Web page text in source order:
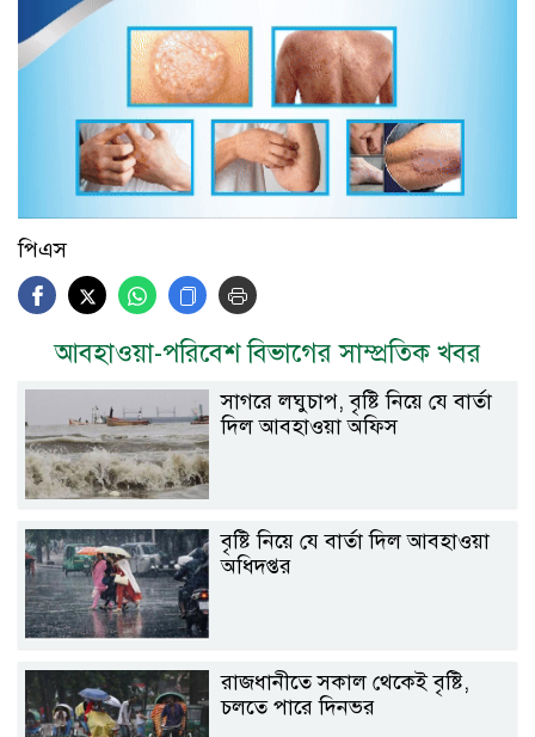
পিএস
আবহাওয়া-পরিবেশ বিভাগের সাম্প্রতিক খবর
সাগরে লঘুচাপ, বৃষ্টি নিয়ে যে বার্তা
দিল আবহাওয়া অফিস
বৃষ্টি নিয়ে যে বার্তা দিল আবহাওয়া
অধিদপ্তর
রাজধানীতে সকাল থেকেই বৃষ্টি,
চলতে পারে দিনভর